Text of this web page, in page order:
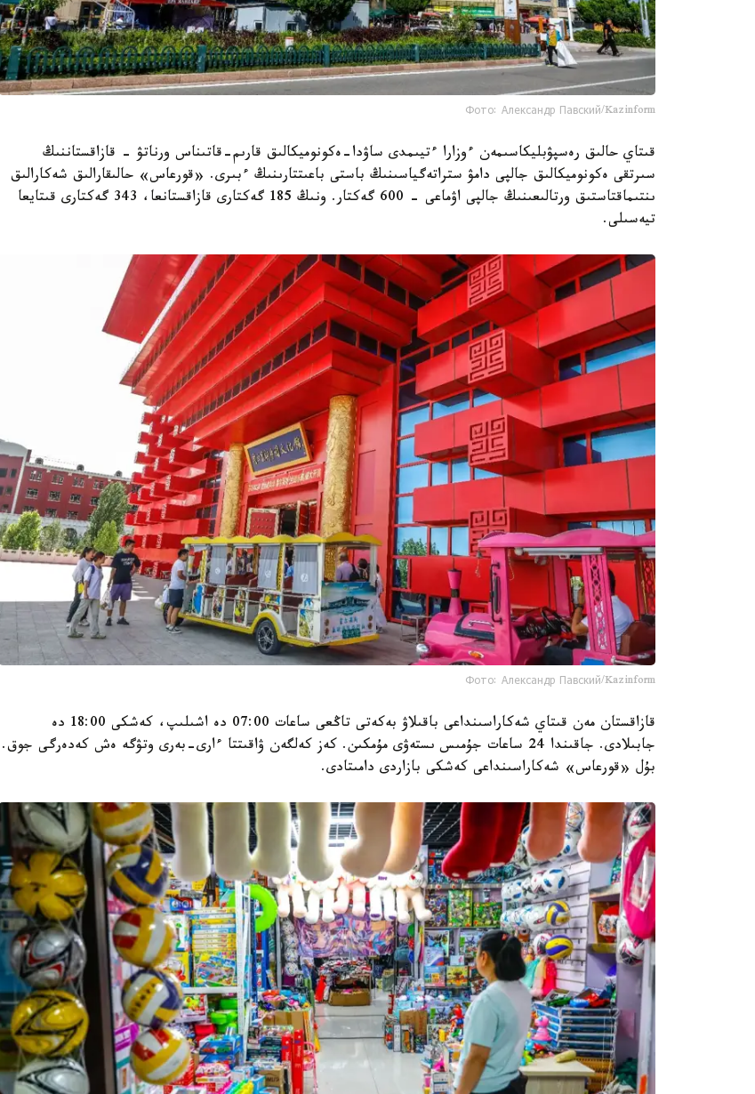
Фото: Александр Павский/Kazinform
قىتاي حالىق رەسپۋبليكاسىمەن ءوزارا ءتيىمدى ساۋدا-ەكونوميكالىق قارىم-قاتىناس ورناتۋ - قازاقستاننىڭ
سىرتقى ەكونوميكالىق جالپى دامۋ ستراتەگياسىنىڭ باستى باعىتتارىنىڭ ءبىرى. «قورعاس» حالىقارالىق شەكارالىق
ىنتىماقتاستىق ورتالىعىنىڭ جالپى اۋماعى - 600 گەكتار. ونىڭ 185 گەكتارى قازاقستانعا، 343 گەكتارى قىتايعا
تيەسىلى.
Фото: Александр Павский/Kazinform
قازاقستان مەن قىتاي شەكاراسىنداعى باقىلاۋ بەكەتى تاڭعى ساعات 07:00 دە اشىلىپ، كەشكى 18:00 دە
جابىلادى. جاقىندا 24 ساعات جۇمىس ىستەۋى مۇمكىن. كەز كەلگەن ۋاقىتتا ءارى-بەرى وتۋگە ەش كەدەرگى جوق.
بۇل «قورعاس» شەكاراسىنداعى كەشكى بازاردى دامىتادى.